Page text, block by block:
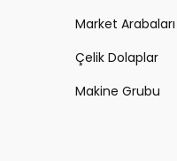
Market Arabaları
Çelik Dolaplar
Makine Grubu